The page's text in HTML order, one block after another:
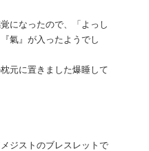
になったので、「よっし
氣』が入ったようでし
元に置きました爆睡して
ジストのブレスレットで